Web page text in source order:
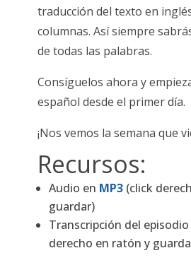
traducción del texto en
columnas. Así siempre
de todas las palabras.
Consíguelos ahora y
español desde el primer día.
¡Nos vemos la semana que
Recursos:
Audio en MP3(click
guardar)
Transcripción del episodio
derecho en ratón y